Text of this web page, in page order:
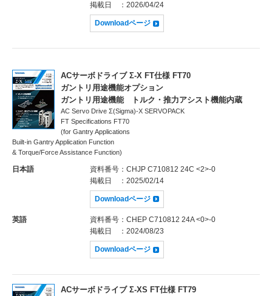
掲載日
：2026/04/24
Downloadページ
ACサーボドライブ Σ-X FT仕様 FT70
ガントリ用途機能オプション
ガントリ用途機能 トルク・推力アシスト機能内蔵
AC Servo Drive Σ(Sigma)-X SERVOPACK
FT Specifications FT70
(for Gantry Applications
Built-in Gantry Application Function
& Torque/Force Assistance Function)
日本語 資料番号 ：CHJP C710812 24C <2>-0
掲載日
：2025/02/14
Downloadページ
英語 資料番号 ：CHEP C710812 24A <0>-0
掲載日
：2024/08/23
Downloadページ
ACサーボドライブ Σ-XS FT仕様 FT79